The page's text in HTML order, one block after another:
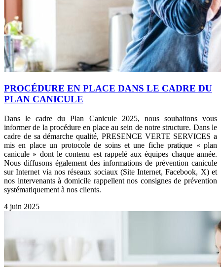
PROCÉDURE EN PLACE DANS LE CADRE DU
PLAN CANICULE
Dans le cadre du Plan Canicule 2025, nous souhaitons vous
informer de la procédure en place au sein de notre structure. Dans le
cadre de sa démarche qualité, PRESENCE VERTE SERVICES a
mis en place un protocole de soins et une fiche pratique « plan
canicule » dont le contenu est rappelé aux équipes chaque année.
Nous diffusons également des informations de prévention canicule
sur Internet via nos réseaux sociaux (Site Internet, Facebook, X) et
nos intervenants à domicile rappellent nos consignes de prévention
systématiquement à nos clients.
4 juin 2025